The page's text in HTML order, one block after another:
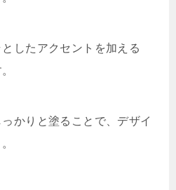
したアクセントを加える
かりと塗ることで、デザイ